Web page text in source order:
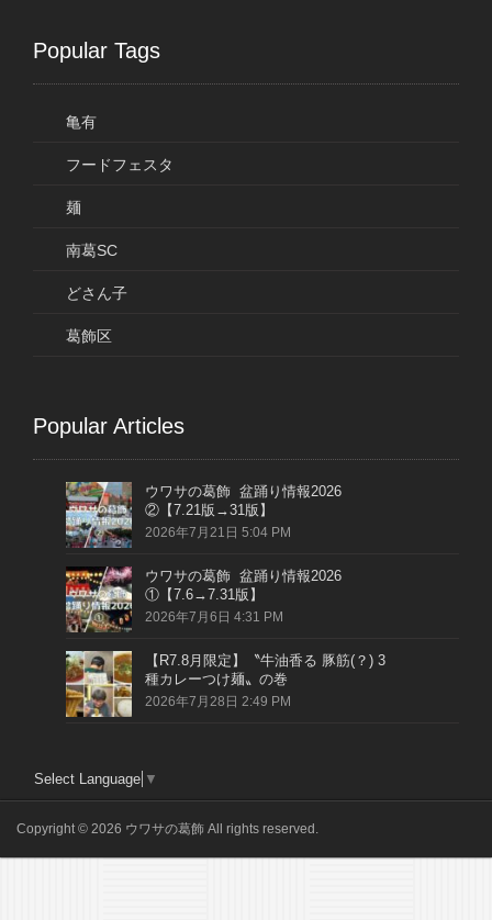
Popular Tags
亀有
フードフェスタ
麺
南葛SC
どさん子
葛飾区
Popular Articles
ウワサの葛飾 盆踊り情報2026
②【7.21版→31版】
2026年7月21日 5:04 PM
ウワサの葛飾 盆踊り情報2026
①【7.6→7.31版】
2026年7月6日 4:31 PM
【R7.8月限定】〝牛油香る 豚筋(？) 3
種カレーつけ麺〟の巻
2026年7月28日 2:49 PM
Select Language ▼
Copyright © 2026 ウワサの葛飾 All rights reserved.